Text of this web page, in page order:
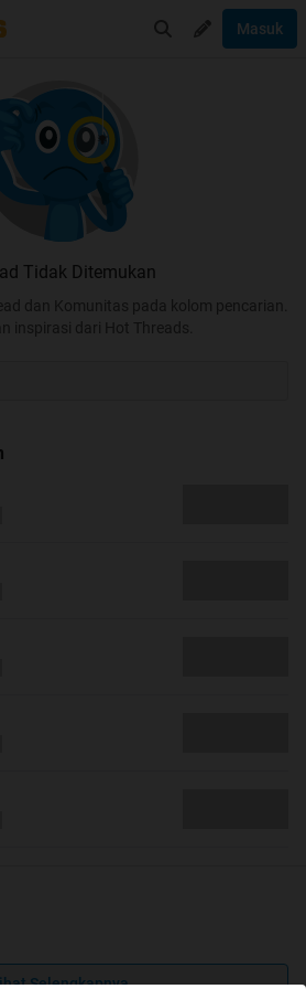
Masuk
Tidak Ditemukan
dan Komunitas pada kolom pencarian.
inspirasi dari Hot Threads.
Selengkapnya